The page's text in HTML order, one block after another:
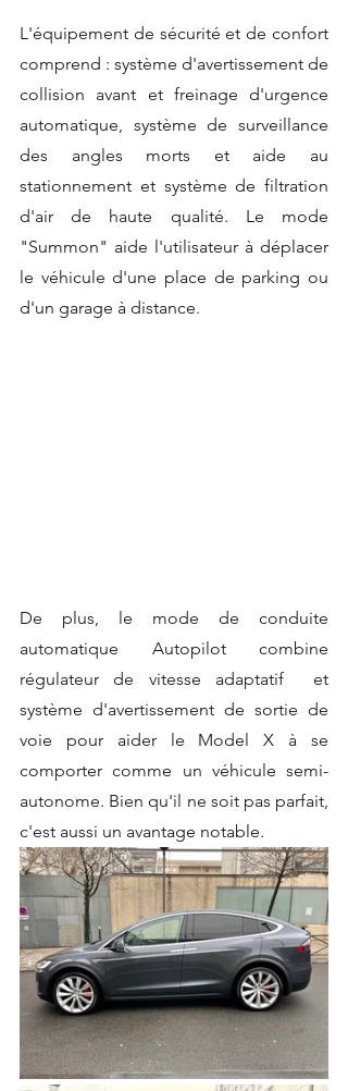
L'équipement de sécurité et de confort
comprend : système d'avertissement de
collision avant et freinage d'urgence
automatique, système de surveillance
des angles morts et aide au
stationnement et système de filtration
d'air de haute qualité. Le mode
"Summon" aide l'utilisateur à déplacer
le véhicule d'une place de parking ou
d'un garage à distance.
De plus, le mode de conduite
automatique Autopilot combine
régulateur de vitesse adaptatif  et
système d'avertissement de sortie de
voie pour aider le Model X à se
comporter comme un véhicule semi-
autonome. Bien qu'il ne soit pas parfait,
c'est aussi un avantage notable.